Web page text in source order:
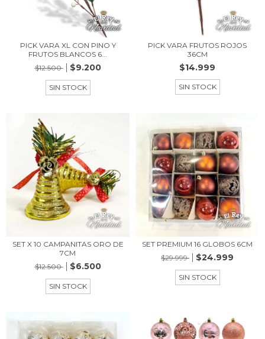
PICK VARA XL CON PINO Y
FRUTOS BLANCOS 6...
$12.500
$9.200
SIN STOCK
PICK VARA FRUTOS ROJOS
36CM
$14.999
SIN STOCK
SET X 10 CAMPANITAS ORO DE
7CM
$12.500
$6.500
SIN STOCK
SET PREMIUM 16 GLOBOS 6CM
$29.999
$24.999
SIN STOCK